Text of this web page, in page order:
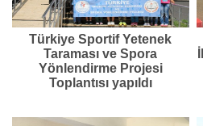
Türkiye Sportif Yetenek
Taraması ve Spora
Yönlendirme Projesi
Toplantısı yapıldı